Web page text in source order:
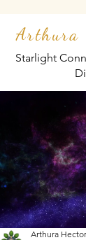
Arthura
Starlight
Arthura Hector